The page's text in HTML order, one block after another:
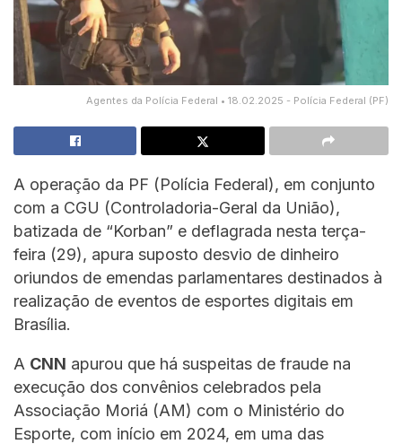
Agentes da Polícia Federal • 18.02.2025 - Polícia Federal (PF)
A operação da PF (Polícia Federal), em conjunto
com a CGU (Controladoria-Geral da União),
batizada de “Korban” e deflagrada nesta terça-
feira (29), apura suposto desvio de dinheiro
oriundos de emendas parlamentares destinados à
realização de eventos de esportes digitais em
Brasília.
A CNN apurou que há suspeitas de fraude na
execução dos convênios celebrados pela
Associação Moriá (AM) com o Ministério do
Esporte, com início em 2024, em uma das